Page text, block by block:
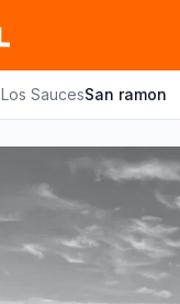
Los SaucesSan ramon